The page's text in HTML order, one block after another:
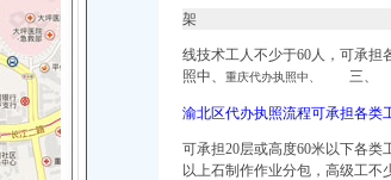
万 （工商注册）
公司
江 （工商注册）
司 渝新 （工商注册）
工商注册
渝北50万 （工商注册）
渝中100万 （进出口权）
华欢唱套组团购-清远拉手网
宾馆价格、地址、电话查询【同程酒店】
两房朝南二手房房源-石家庄安居客
架
线技术工人不少于60人，可承
照中、
重庆代办执照中、 三、 5
渝北区代办执照流程可承担各类
可承担20层或高度60米以下各
以上石制作作业分包，高级工不